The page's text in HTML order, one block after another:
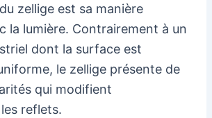
zellige est sa manière
la lumière. Contrairement à un
dont la surface est
le zellige présente de
qui modifient
reflets.